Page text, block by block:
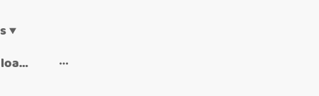
Wanderheft downloaden